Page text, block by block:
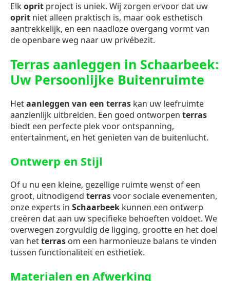
Elkoprit project is uniek. Wij zorgen ervoor dat uw
oprit niet alleen praktisch is, maar ook esthetisch
aantrekkelijk, en een naadloze overgang vormt van
de openbare weg naar uw privébezit.
Terras aanleggen in Schaarbeek:
Uw Persoonlijke Buitenruimte
Hetaanleggen van een terras kan uw leefruimte
aanzienlijk uitbreiden. Een goed ontworpen terras
biedt een perfecte plek voor ontspanning,
entertainment, en het genieten van de buitenlucht.
Ontwerp en Stijl
Of u nu een kleine, gezellige ruimte wenst of een
groot, uitnodigend terrasvoor sociale evenementen,
onze experts in Schaarbeek kunnen een ontwerp
creëren dat aan uw specifieke behoeften voldoet. We
overwegen zorgvuldig de ligging, grootte en het doel
van hetterras om een harmonieuze balans te vinden
tussen functionaliteit en esthetiek.
Materialen en Afwerking